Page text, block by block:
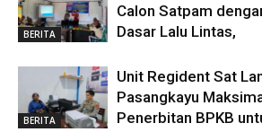
BERITA
Calon Satpam
Dasar Lalu Lintas,
BERITA
Unit Regident Sat
Pasangkayu
Penerbitan BPKB